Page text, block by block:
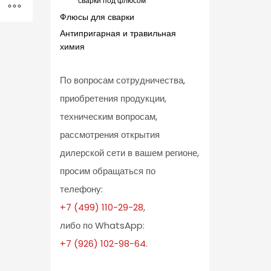
Флюсы для сварки
Антипригарная и травильная
химия
По вопросам сотрудничества,
приобретения продукции,
техническим вопросам,
рассмотрения открытия
дилерской сети в вашем регионе,
просим обращаться по
телефону:
+7 (499) 110-29-28,
либо по WhatsApp:
+7 (926) 102-98-64.